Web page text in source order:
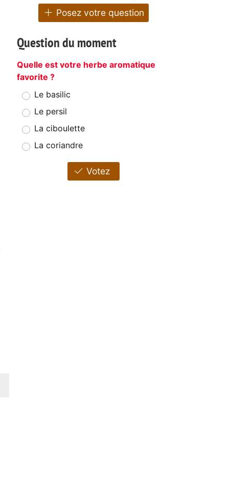
Posez votre question
Question du moment
Quelle est votre herbe aromatique
favorite ?
Le basilic
Le persil
La ciboulette
La coriandre
Votez